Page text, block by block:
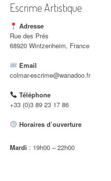
l
e
Escrime Artistique
Adresse
Rue des Prés
68920 Wintzenheim, France
Email
colmar-escrime@wanadoo.fr
Téléphone
+33 (0)3 89 23 17 86
Horaires d’ouverture
Mardi : 19h00 – 22h00